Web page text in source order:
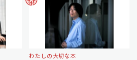
わたしの大切な本